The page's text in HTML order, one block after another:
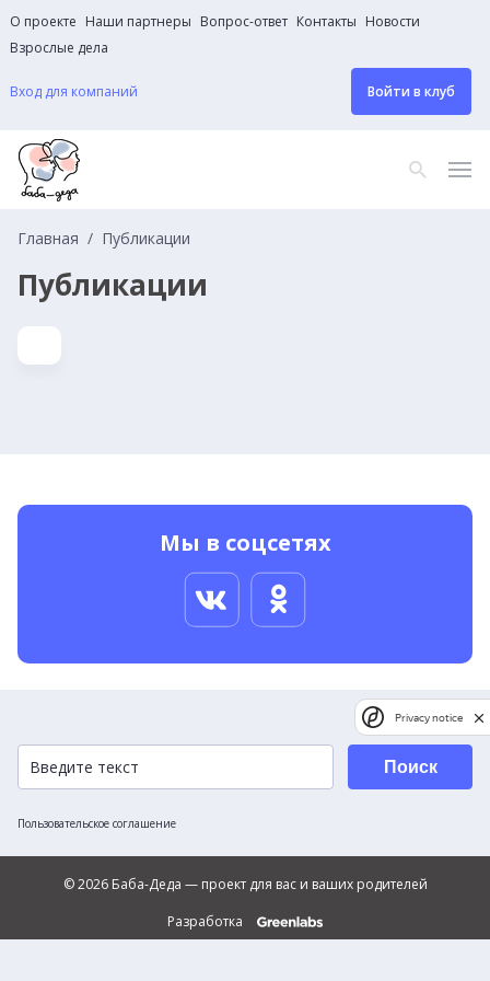
О проекте Наши партнеры Вопрос-ответ Контакты Новости
Взрослые дела
Вход для компаний Войти в клуб
Главная Публикации
Публикации
Мы в соцсетях
Пользовательское соглашение
Поиск
© 2026 Баба-Деда — проект для вас и ваших родителей
Разработка
Privacy notice